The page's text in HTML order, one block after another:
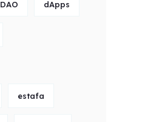
DAO dApps
estafa